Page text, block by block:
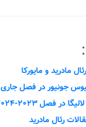
مادرید و مایورکا
جونیور در فصل جاری
در فصل ۲۰۲۳-۲۰۲۴
رئال مادرید